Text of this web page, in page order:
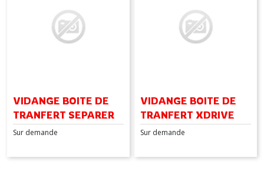
VIDANGE BOITE DE
TRANFERT SEPARER
Sur demande
VIDANGE BOITE DE
TRANFERT XDRIVE
Sur demande
VIDANGE
BOITE
AUTOMATIQUE
(1)